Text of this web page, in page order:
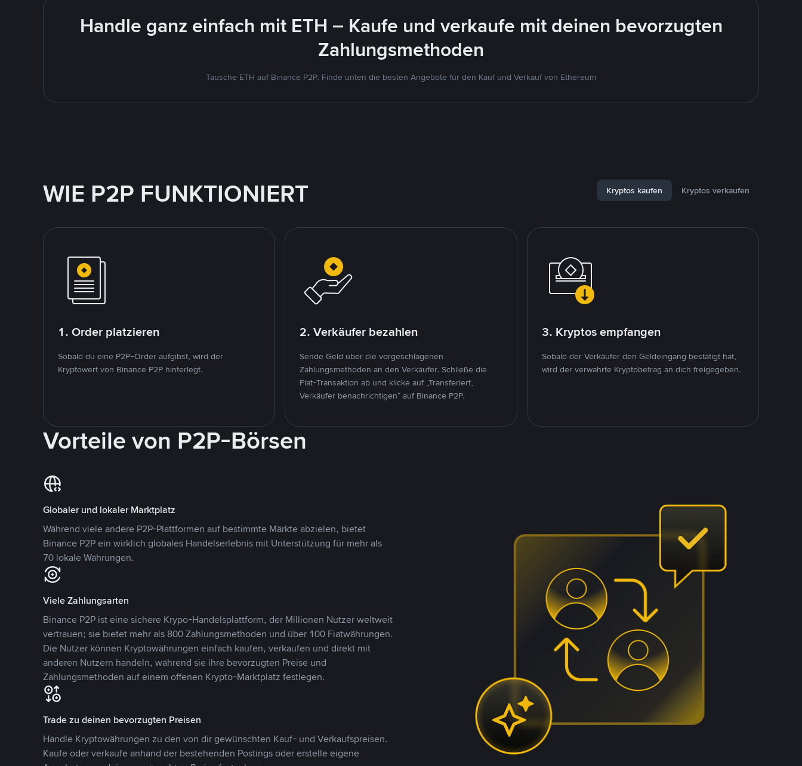
Handle ganz einfach mit ETH – Kaufe und verkaufe mit deinen bevorzugten
Zahlungsmethoden
Tausche ETH auf Binance P2P. Finde unten die besten Angebote für den Kauf und Verkauf von Ethereum
WIE P2P FUNKTIONIERT Kryptos kaufen Kryptos verkaufen
1. Order platzieren
Sobald du eine P2P-Order aufgibst, wird der
Kryptowert von Binance P2P hinterlegt.
2. Verkäufer bezahlen
Sende Geld über die vorgeschlagenen
Zahlungsmethoden an den Verkäufer. Schließe die
Fiat-Transaktion ab und klicke auf „Transferiert,
Verkäufer benachrichtigen“ auf Binance P2P.
3. Kryptos empfangen
Sobald der Verkäufer den Geldeingang bestätigt hat,
wird der verwahrte Kryptobetrag an dich freigegeben.
Vorteile von P2P-Börsen
Globaler und lokaler Marktplatz
Während viele andere P2P-Plattformen auf bestimmte Märkte abzielen, bietet
Binance P2P ein wirklich globales Handelserlebnis mit Unterstützung für mehr als
70 lokale Währungen.
Viele Zahlungsarten
Binance P2P ist eine sichere Krypo-Handelsplattform, der Millionen Nutzer weltweit
vertrauen; sie bietet mehr als 800 Zahlungsmethoden und über 100 Fiatwährungen.
Die Nutzer können Kryptowährungen einfach kaufen, verkaufen und direkt mit
anderen Nutzern handeln, während sie ihre bevorzugten Preise und
Zahlungsmethoden auf einem offenen Krypto-Marktplatz festlegen.
Trade zu deinen bevorzugten Preisen
Handle Kryptowährungen zu den von dir gewünschten Kauf- und Verkaufspreisen.
Kaufe oder verkaufe anhand der bestehenden Postings oder erstelle eigene